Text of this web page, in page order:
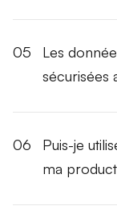
05
Les
sécurisées
06
Puis-je
ma